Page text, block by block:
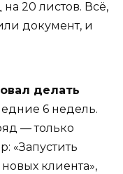
20 листов. Всё,
документ, и
делать
6 недель.
— только
«Запустить
клиента»,